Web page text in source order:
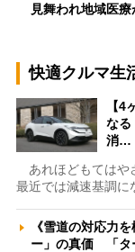
見舞われ地域医
快適クルマ生
【4
なる
消…
あれほどもてはや
最近では減速基調に
《雪道の対応力
ー」の真価 「タ